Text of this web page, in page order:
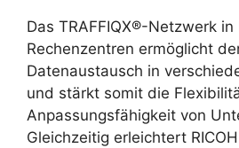
Das TRAFFIQX®-Netzwerk
Rechenzentren ermöglicht
Datenaustausch in
und stärkt somit die
Anpassungsfähigkeit von
Gleichzeitig erleichtert